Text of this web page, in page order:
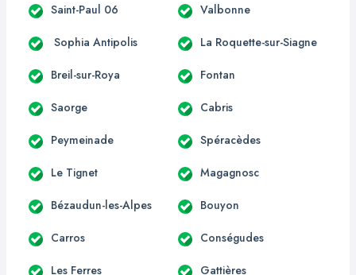
Saint-Paul 06 Valbonne
Sophia Antipolis La Roquette-sur-Siagne
Breil-sur-Roya Fontan
Saorge Cabris
Peymeinade Spéracèdes
Le Tignet Magagnosc
Bézaudun-les-Alpes Bouyon
Carros Conségudes
Les Ferres Gattières